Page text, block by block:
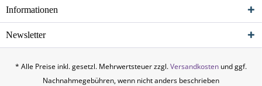
Informationen
Newsletter
* Alle Preise inkl. gesetzl. Mehrwertsteuer zzgl.Versandkosten und ggf.
Nachnahmegebühren, wenn nicht anders beschrieben